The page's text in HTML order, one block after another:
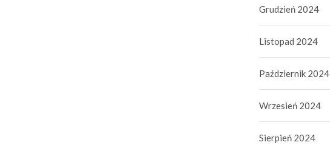
Grudzień 2024
Listopad 2024
Październik 2024
Wrzesień 2024
Sierpień 2024